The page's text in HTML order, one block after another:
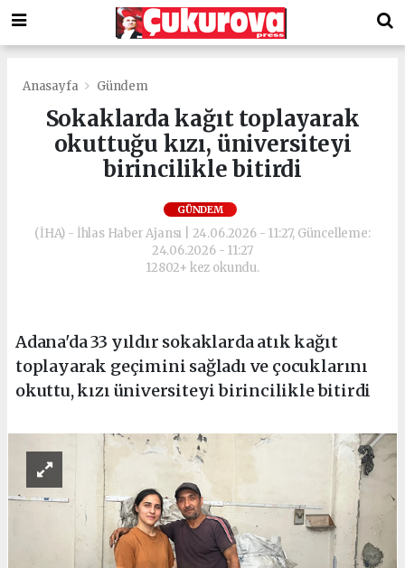
Anasayfa Gündem
Sokaklarda kağıt toplayarak
okuttuğu kızı, üniversiteyi
birincilikle bitirdi
GÜNDEM
(İHA) - İhlas Haber Ajansı | 24.06.2026 - 11:27, Güncelleme:
24.06.2026 - 11:27
12802+ kez okundu.
Adana'da 33 yıldır sokaklarda atık kağıt
toplayarak geçimini sağladı ve çocuklarını
okuttu, kızı üniversiteyi birincilikle bitirdi